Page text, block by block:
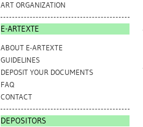
ART ORGANIZATION
E-ARTEXTE
ABOUT E-ARTEXTE
GUIDELINES
DEPOSIT YOUR DOCUMENTS
FAQ
CONTACT
DEPOSITORS